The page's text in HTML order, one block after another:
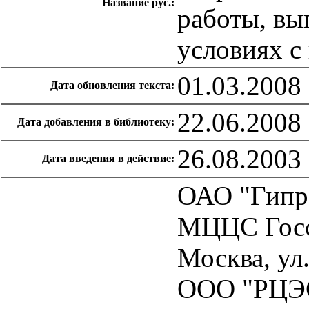
Название рус.:
работы,
условиях с
Дата обновления текста: 01.03.2008
Дата добавления в библиотеку: 22.06.2008
Дата введения в действие: 26.08.2003
ОАО
МЦЦС
Москва,
ООО